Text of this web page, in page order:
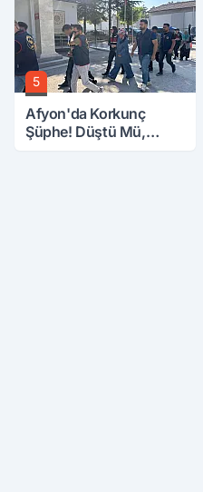
5
Afyon'da Korkunç
Şüphe! Düştü Mü,